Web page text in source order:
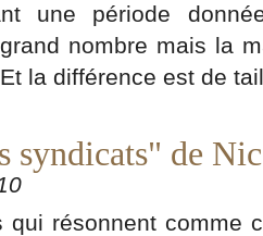
une période
nombre mais la
la différence est de
syndicats" de
résonnent comme